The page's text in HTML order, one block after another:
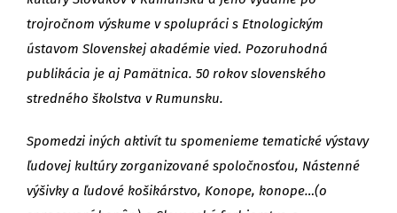
trojročnom výskume v spolupráci s Etnologickým
ústavom Slovenskej akadémie vied. Pozoruhodná
publikácia je aj Pamätnica. 50 rokov slovenského
stredného školstva v Rumunsku.
Spomedzi iných aktivít tu spomenieme tematické výstavy
ľudovej kultúry zorganizované spoločnosťou, Nástenné
výšivky a ľudové košikárstvo, Konope, konope…(o